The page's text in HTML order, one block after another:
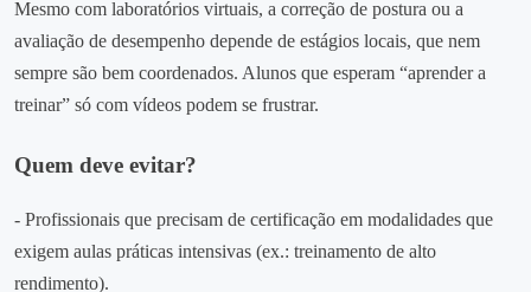
Mesmo com laboratórios virtuais, a correção de postura ou a
avaliação de desempenho depende de estágios locais, que nem
sempre são bem coordenados. Alunos que esperam “aprender a
treinar” só com vídeos podem se frustrar.
Quem deve evitar?
‑ Profissionais que precisam de certificação em modalidades que
exigem aulas práticas intensivas (ex.: treinamento de alto
rendimento).